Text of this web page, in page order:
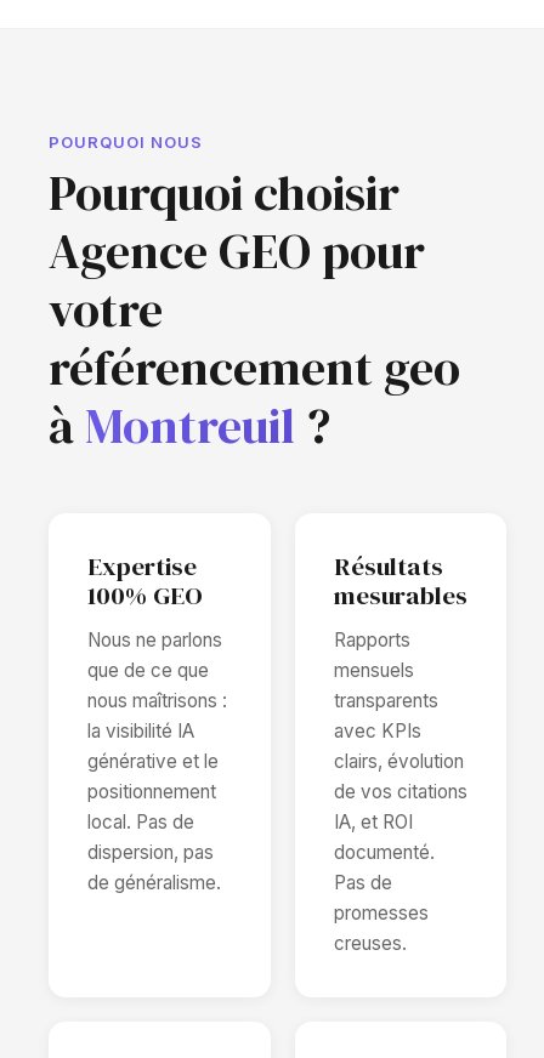
POURQUOI NOUS
Pourquoi choisir
Agence GEO pour
votre
référencement geo
àMontreuil ?
Expertise
100% GEO
Nous ne parlons
que de ce que
nous maîtrisons :
la visibilité IA
générative et le
positionnement
local. Pas de
dispersion, pas
de généralisme.
Résultats
mesurables
Rapports
mensuels
transparents
avec KPIs
clairs, évolution
de vos citations
IA, et ROI
documenté.
Pas de
promesses
creuses.